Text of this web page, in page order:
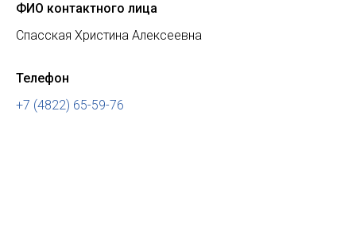
ФИО контактного лица
Спасская Христина Алексеевна
Телефон
+7 (4822) 65-59-76